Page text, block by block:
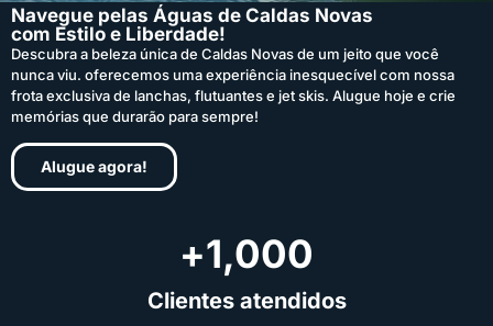
Navegue pelas Águas de Caldas Novas
com Estilo e Liberdade!
Descubra a beleza única de Caldas Novas de um jeito que você
nunca viu. oferecemos uma experiência inesquecível com nossa
frota exclusiva de lanchas, flutuantes e jet skis. Alugue hoje e crie
memórias que durarão para sempre!
Alugue agora!
Clientes atendidos
+1,000